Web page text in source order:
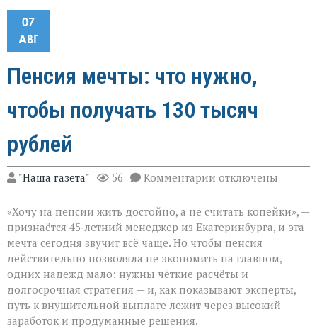
07
АВГ
Пенсия мечты: что нужно,
чтобы получать 130 тысяч
рублей
"Наша газета" 56 Комментарии к
записи
мечты:
что
нужно,
чтобы
получать
130
тысяч
рублей
отключены
«Хочу на пенсии жить достойно, а не считать копейки», —
признаётся 45‑летний менеджер из Екатеринбурга, и эта
мечта сегодня звучит всё чаще. Но чтобы пенсия
действительно позволяла не экономить на главном,
одних надежд мало: нужны чёткие расчёты и
долгосрочная стратегия — и, как показывают эксперты,
путь к внушительной выплате лежит через высокий
заработок и продуманные решения.